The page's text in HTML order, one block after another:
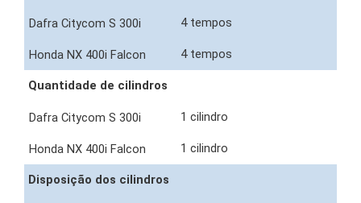
4 tempos
4 tempos
Quantidade de cilindros
1 cilindro
1 cilindro
Disposição dos cilindros